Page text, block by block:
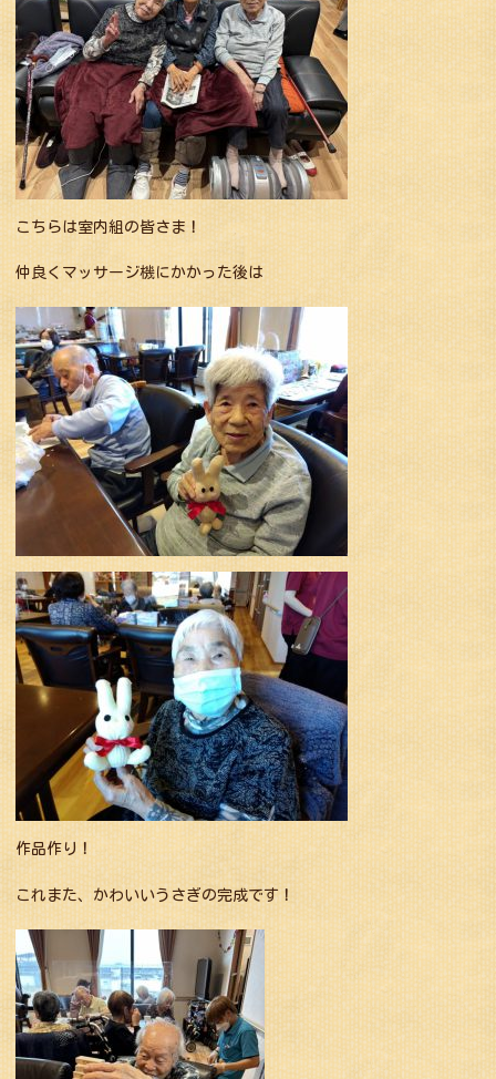
こちらは室内組の皆さま！
仲良くマッサージ機にかかった後は
作品作り！
これまた、かわいいうさぎの完成です！